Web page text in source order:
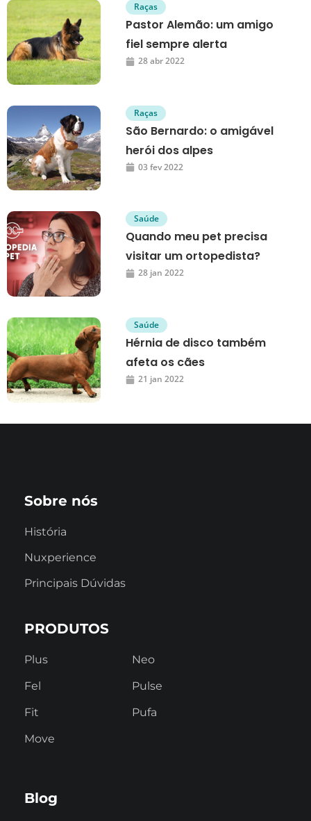
Raças
Pastor Alemão: um amigo
fiel sempre alerta
28 abr 2022
Raças
São Bernardo: o amigável
herói dos alpes
03 fev 2022
Saúde
Quando meu pet precisa
visitar um ortopedista?
28 jan 2022
Saúde
Hérnia de disco também
afeta os cães
21 jan 2022
Sobre nós
História
Nuxperience
Principais Dúvidas
PRODUTOS
Plus
Fel
Fit
Move
Neo
Pulse
Pufa
Blog